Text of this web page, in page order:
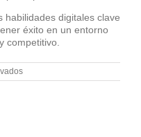
habilidades digitales clave
éxito en un entorno
competitivo.
en
10